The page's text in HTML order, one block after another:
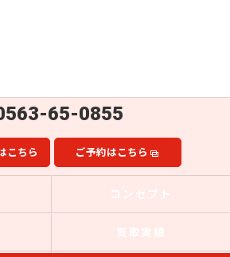
65-0855
こちら ご予約はこちら